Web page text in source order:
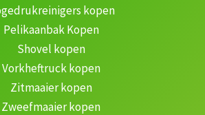
kopen
Pelikaanbak Kopen
Shovel kopen
Vorkheftruck kopen
Zitmaaier kopen
Zweefmaaier kopen